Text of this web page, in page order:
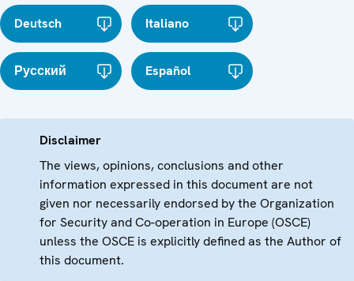
Deutsch Italiano
Русский Español
Disclaimer
The views, opinions, conclusions and other
information expressed in this document are not
given nor necessarily endorsed by the Organization
for Security and Co-operation in Europe (OSCE)
unless the OSCE is explicitly defined as the Author of
this document.